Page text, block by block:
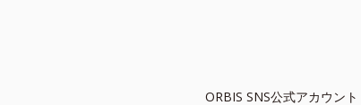
ORBIS SNS公式アカウント